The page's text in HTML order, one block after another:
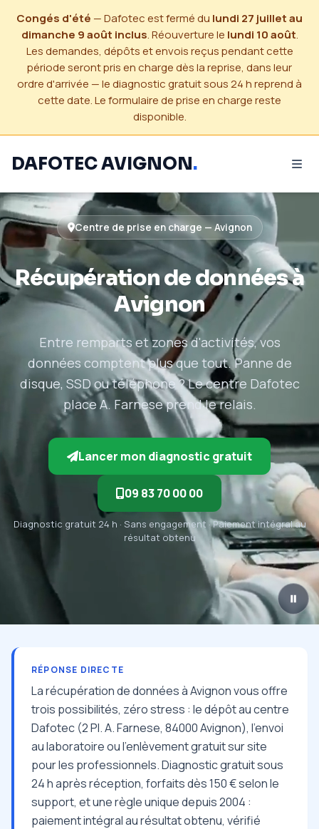
Congés d'été — Dafotec est fermé du lundi 27 juillet au
dimanche 9 août inclus. Réouverture le lundi 10 août.
Les demandes, dépôts et envois reçus pendant cette
période seront pris en charge dès la reprise, dans leur
ordre d'arrivée — le diagnostic gratuit sous 24 h reprend à
cette date. Le formulaire de prise en charge reste
disponible.
DAFOTEC AVIGNON.
Centre de prise en charge — Avignon
Récupération de données à
Avignon
Entre remparts et zones d'activités, vos
données comptent plus que tout. Panne de
disque, SSD ou téléphone ? Le centre Dafotec
place A. Farnese prend le relais.
Lancer mon diagnostic gratuit
09 83 70 00 00
Diagnostic gratuit 24 h · Sans engagement · Paiement intégral au
résultat obtenu
RÉPONSE DIRECTE
La récupération de données à Avignon vous offre
trois possibilités, zéro stress : le dépôt au centre
Dafotec (2 Pl. A. Farnese, 84000 Avignon), l'envoi
au laboratoire ou l'enlèvement gratuit sur site
pour les professionnels. Diagnostic gratuit sous
24 h après réception, forfaits dès 150 € selon le
support, et une règle unique depuis 2004 :
paiement intégral au résultat obtenu, vérifié